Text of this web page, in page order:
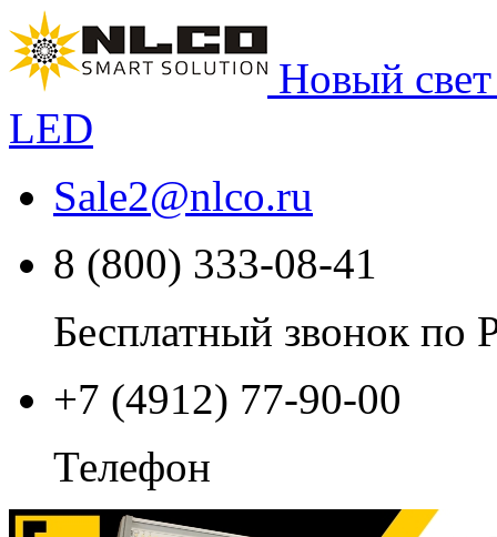
Новый
LED
Sale2@nlco.ru
8 (800) 333-08-41
Бесплатный звонок по
+7 (4912) 77-90-00
Телефон